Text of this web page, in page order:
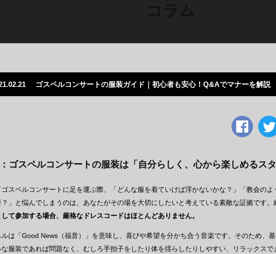
ゴスペルコンサートの服装ガイド｜初心者も安心！Q&Aでマナーを解説
ゴスペルコンサートの服装は「自分らしく、心から楽しめるス
スペルコンサートに足を運ぶ際、「どんな服を着ていけば浮かないかな？」「教会の
」と悩んでしまうのは、あなたがその場を大切にしたいと考えている素敵な証拠です。
て参加する場合、厳格なドレスコードはほとんどありません。
ルは「Good News（福音）」を意味し、喜びや希望を分かち合う音楽です。そのため、
な服装であれば問題なく、むしろ手拍子をしたり体を揺らしたりしやすい、リラックスで